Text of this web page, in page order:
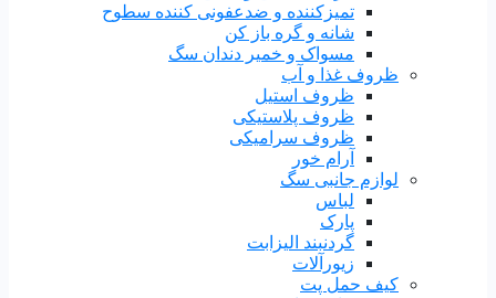
تمیزکننده و ضدعفونی کننده سطوح
شانه و گره باز کن
مسواک و خمیر دندان سگ
ظروف غذا و آب
ظروف استیل
ظروف پلاستیکی
ظروف سرامیکی
آرام خور
لوازم جانبی سگ
لباس
پارک
گردنبند الیزابت
زیورآلات
کیف حمل پت